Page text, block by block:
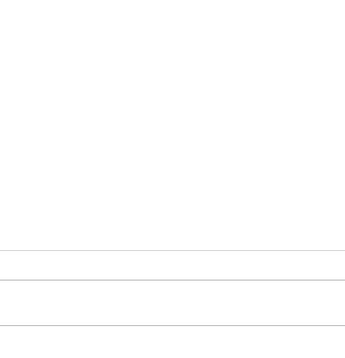
Leave me alone Ed!